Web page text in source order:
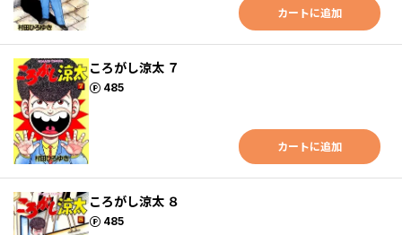
カートに追加
ころがし涼太 ７
485
ポイント
カートに追加
ころがし涼太 ８
485
ポイント